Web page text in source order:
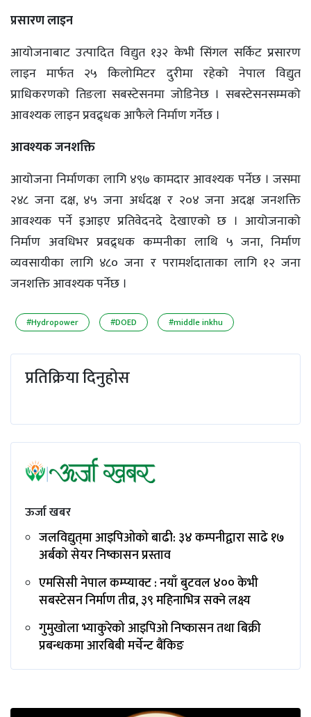
प्रसारण लाइन
आयोजनाबाट उत्पादित विद्युत १३२ केभी सिंगल सर्किट प्रसारण
लाइन मार्फत २५ किलोमिटर दुरीमा रहेको नेपाल विद्युत
प्राधिकरणको तिङला सबस्टेसनमा जोडिनेछ । सबस्टेसनसम्मको
आवश्यक लाइन प्रवद्र्धक आफैले निर्माण गर्नेछ ।
आवश्यक जनशक्ति
आयोजना निर्माणका लागि ४९७ कामदार आवश्यक पर्नेछ । जसमा
२४८ जना दक्ष, ४५ जना अर्धदक्ष र २०४ जना अदक्ष जनशक्ति
आवश्यक पर्ने इआइए प्रतिवेदनदे देखाएको छ । आयोजनाको
निर्माण अवधिभर प्रवद्र्धक कम्पनीका लाथि ५ जना, निर्माण
व्यवसायीका लागि ४८० जना र परामर्शदाताका लागि १२ जना
जनशक्ति आवश्यक पर्नेछ ।
#Hydropower #DOED #middle inkhu
प्रतिक्रिया दिनुहोस
ऊर्जा खबर
जलविद्युत्‌मा आइपिओको बाढी: ३४ कम्पनीद्वारा साढे १७
अर्बको सेयर निष्कासन प्रस्ताव
एमसिसी नेपाल कम्प्याक्ट : नयाँ बुटवल ४०० केभी
सबस्टेसन निर्माण तीव्र, ३९ महिनाभित्र सक्ने लक्ष्य
गुमुखोला भ्याकुरेको आइपिओ निष्कासन तथा बिक्री
प्रबन्धकमा आरबिबी मर्चेन्ट बैंकिङ